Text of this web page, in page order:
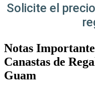
Solicite el
Notas
Canastas de
Guam